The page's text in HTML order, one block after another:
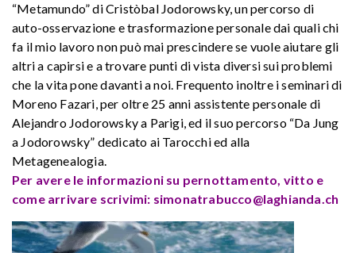
“Metamundo” di Cristòbal Jodorowsky, un percorso di
auto-osservazione e trasformazione personale dai quali chi
fa il mio lavoro non può mai prescindere se vuole aiutare gli
altri a capirsi e a trovare punti di vista diversi sui problemi
che la vita pone davanti a noi. Frequento inoltre i seminari di
Moreno Fazari, per oltre 25 anni assistente personale di
Alejandro Jodorowsky a Parigi, ed il suo percorso “Da Jung
a Jodorowsky” dedicato ai Tarocchi ed alla
Metagenealogia.
Per avere le informazioni su pernottamento, vitto e
come arrivare scrivimi: simonatrabucco@laghianda.ch